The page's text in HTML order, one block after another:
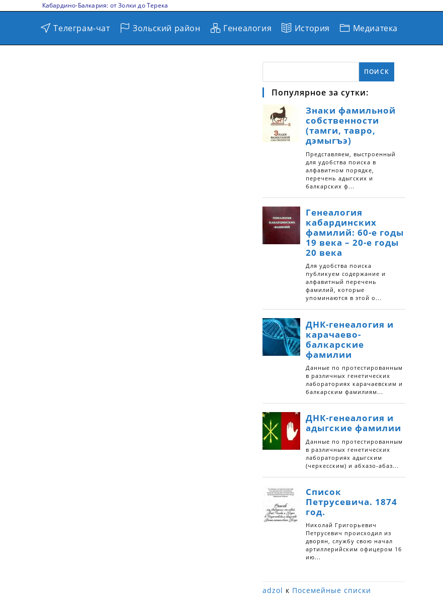
Кабардино-Балкария: от Золки до Терека
Телеграм-чат Зольский район Генеалогия История Медиатека
ПОИСК
Популярное за сутки:
adzol к Посемейные списки